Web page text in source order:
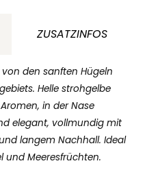
ZUSATZINFOS
den sanften Hügeln
Helle strohgelbe
in der Nase
elegant, vollmundig mit
langem Nachhall. Ideal
und Meeresfrüchten.